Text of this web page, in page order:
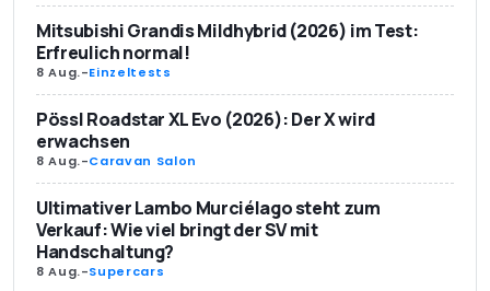
Mitsubishi Grandis Mildhybrid (2026) im Test:
Erfreulich normal!
8 Aug.-Einzeltests
Pössl Roadstar XL Evo (2026): Der X wird
erwachsen
8 Aug.-Caravan Salon
Ultimativer Lambo Murciélago steht zum
Verkauf: Wie viel bringt der SV mit
Handschaltung?
8 Aug.-Supercars